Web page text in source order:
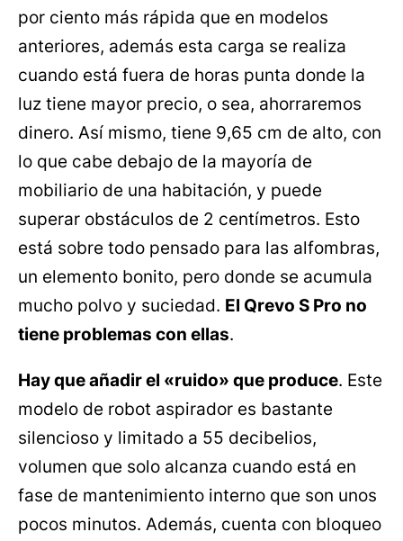
por ciento más rápida que en modelos
anteriores, además esta carga se realiza
cuando está fuera de horas punta donde la
luz tiene mayor precio, o sea, ahorraremos
dinero. Así mismo, tiene 9,65 cm de alto, con
lo que cabe debajo de la mayoría de
mobiliario de una habitación, y puede
superar obstáculos de 2 centímetros. Esto
está sobre todo pensado para las alfombras,
un elemento bonito, pero donde se acumula
mucho polvo y suciedad. El Qrevo S Pro no
tiene problemas con ellas.
Hay que añadir el «ruido» que produce. Este
modelo de robot aspirador es bastante
silencioso y limitado a 55 decibelios,
volumen que solo alcanza cuando está en
fase de mantenimiento interno que son unos
pocos minutos. Además, cuenta con bloqueo